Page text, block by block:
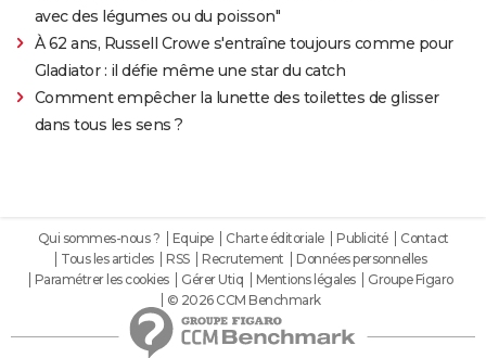
avec des légumes ou du poisson"
À 62 ans, Russell Crowe s'entraîne toujours comme pour
Gladiator : il défie même une star du catch
Comment empêcher la lunette des toilettes de glisser
dans tous les sens ?
Qui sommes-nous ? Equipe Charte éditoriale Publicité
Contact
Tous les articles
RSS Recrutement
Données personnelles
Paramétrer les cookies
Gérer Utiq Mentions légales
Groupe Figaro
© 2026 CCM Benchmark